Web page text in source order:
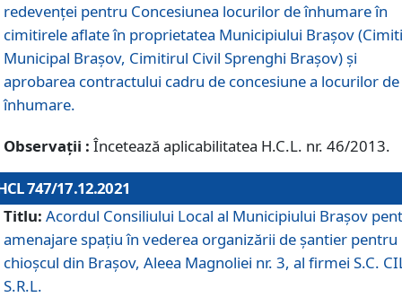
redevenţei pentru Concesiunea locurilor de înhumare în
cimitirele aflate în proprietatea Municipiului Braşov
Municipal Braşov, Cimitirul Civil Sprenghi Braşov) şi
aprobarea contractului cadru de concesiune a locurilor de
înhumare.
Observații : Încetează aplicabilitatea H.C.L. nr. 46/2013.
747/17.12.2021
Titlu: Acordul Consiliului Local al Municipiului Braşov
amenajare spațiu în vederea organizării de șantier pentru
chioșcul din Brașov, Aleea Magnoliei nr. 3, al firmei S.C.
S.R.L.